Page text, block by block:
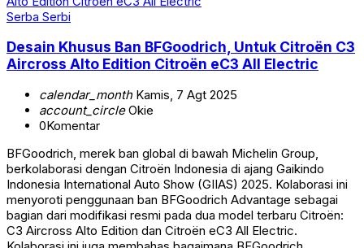
Serba Serbi
Desain Khusus Ban BFGoodrich, Untuk Citroën C3
Aircross Alto Edition Citroën eC3 All Electric
calendar_monthKamis, 7 Agt 2025
account_circleOkie
0Komentar
BFGoodrich, merek ban global di bawah Michelin Group,
berkolaborasi dengan Citroën Indonesia di ajang Gaikindo
Indonesia International Auto Show (GIIAS) 2025. Kolaborasi ini
menyoroti penggunaan ban BFGoodrich Advantage sebagai
bagian dari modifikasi resmi pada dua model terbaru Citroën:
C3 Aircross Alto Edition dan Citroën eC3 All Electric.